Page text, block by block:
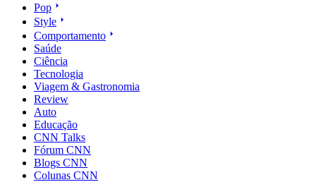
Pop
Style
Comportamento
Saúde
Ciência
Tecnologia
Viagem & Gastronomia
Review
Auto
Educação
CNN Talks
Fórum CNN
Blogs CNN
Colunas CNN